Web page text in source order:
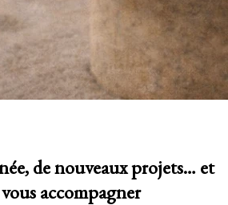
de nouveaux projets… et
accompagner